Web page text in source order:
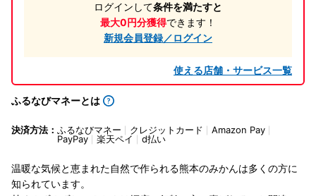
ログインして条件を満たすと
最大0円分獲得できます！
新規会員登録／ログイン
使える店舗・サービス一覧
ふるなびマネーとは
決済方法： ふるなびマネー クレジットカード
Amazon Pay
PayPay
楽天ペイ d払い
温暖な気候と恵まれた自然で作られる熊本のみかんは多くの方に
知られています。